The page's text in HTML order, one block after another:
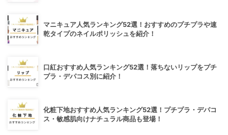
マニキュア人気ランキング52選！おすすめのプチプラや速
乾タイプのネイルポリッシュを紹介！
口紅おすすめ人気ランキング52選！落ちないリップをプチ
プラ・デパコス別に紹介！
化粧下地おすすめ人気ランキング52選！プチプラ・デパコ
ス・敏感肌向けナチュラル商品も登場！